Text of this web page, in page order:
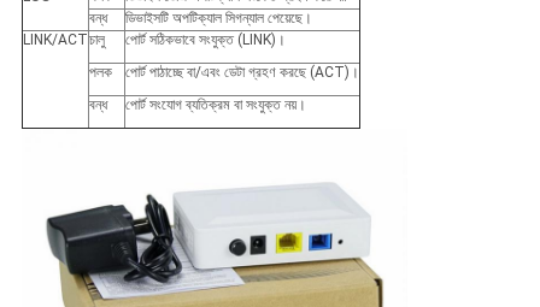
বন্ধ
ডিভাইসটি অপটিক্যাল সিগন্যাল পেয়েছে।
LINK/ACTচালু
পোর্ট সঠিকভাবে সংযুক্ত (LINK)।
পলক
পোর্ট পাঠাচ্ছে বা/এবং ডেটা গ্রহণ করছে (ACT)।
বন্ধ
পোর্ট সংযোগ ব্যতিক্রম বা সংযুক্ত নয়।